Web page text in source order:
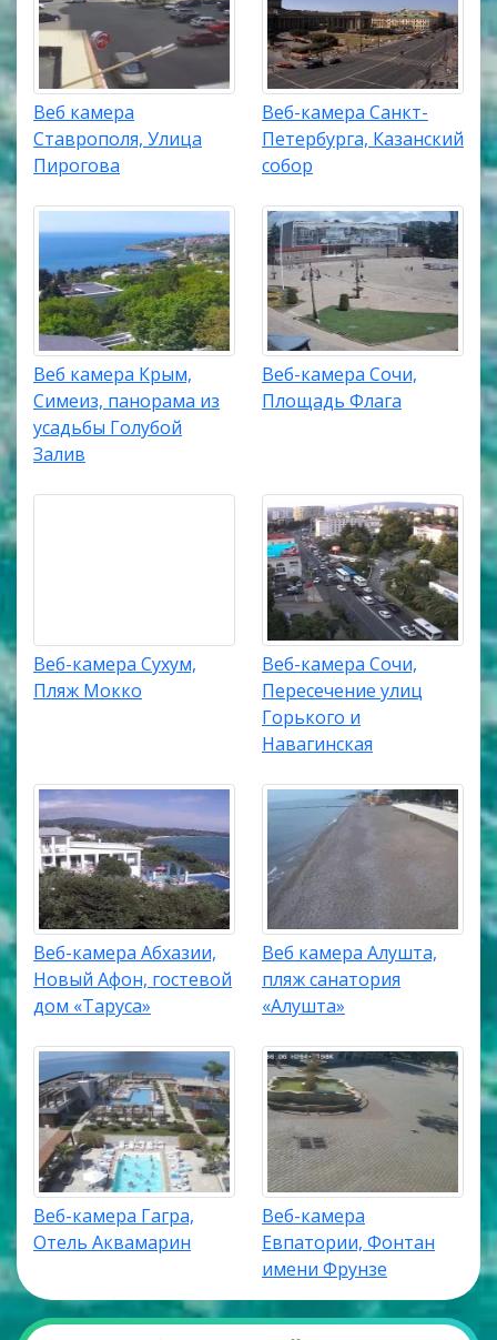
Веб камера
Ставрополя, Улица
Пирогова
Веб-камера Санкт-
Петербурга, Казанский
собор
Веб камера Крым,
Симеиз, панорама из
усадьбы Голубой
Залив
Веб-камера Сочи,
Площадь Флага
Веб-камера Сухум,
Пляж Мокко
Веб-камера Сочи,
Пересечение улиц
Горького и
Навагинская
Веб-камера Абхазии,
Новый Афон, гостевой
дом «Таруса»
Веб камера Алушта,
пляж санатория
«Алушта»
Веб-камера Гагра,
Отель Аквамарин
Веб-камера
Евпатории, Фонтан
имени Фрунзе